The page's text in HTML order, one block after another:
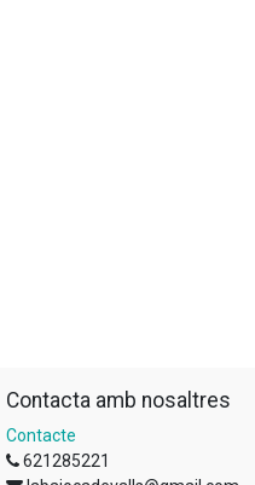
Contacta amb nosaltres
Contacte
621285221